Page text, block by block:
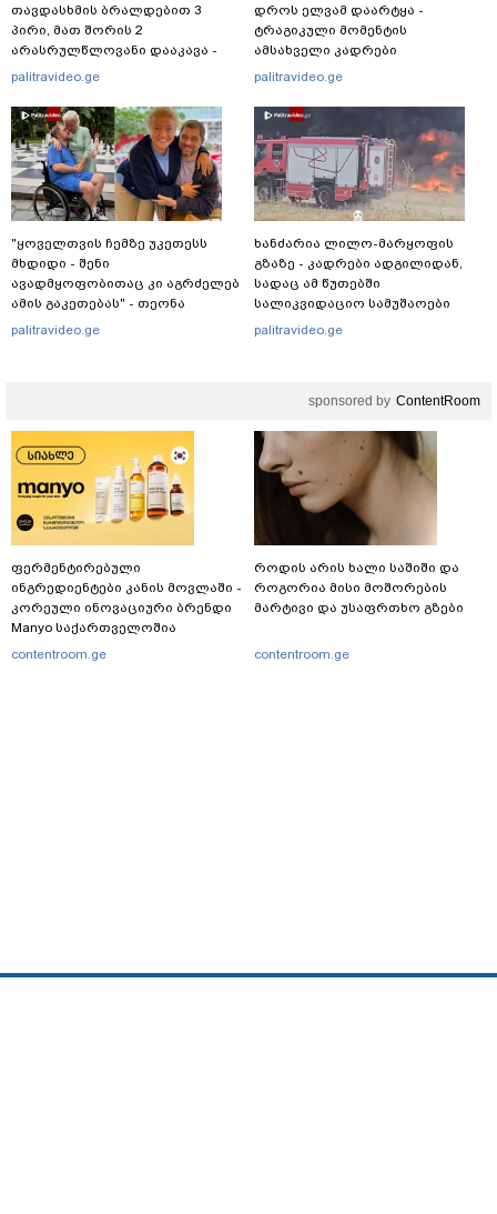
თავდასხმის ბრალდებით 3
პირი, მათ შორის 2
არასრულწლოვანი დააკავა -
შსს ინფორმაციას ავრცელებს
palitravideo.ge
"ყოველთვის ჩემზე უკეთესს
მხდიდი - შენი
ავადმყოფობითაც კი აგრძელებ
ამის გაკეთებას" - თეონა
კონტრიძე მეუღლეს ემოციურ
palitravideo.ge
დროს ელვამ დაარტყა -
ტრაგიკული მომენტის
ამსახველი კადრები
ტაილანდიდან მედიაში
palitravideo.ge
ხანძარია ლილო-მარყოფის
გზაზე - კადრები ადგილიდან,
სადაც ამ წუთებში
სალიკვიდაციო სამუშაოები
მიმდინარეობს
palitravideo.ge
sponsored by ContentRoom
ფერმენტირებული
ინგრედიენტები კანის მოვლაში -
კორეული ინოვაციური ბრენდი
Manyo საქართველოშია
contentroom.ge
როდის არის ხალი საშიში და
როგორია მისი მოშორების
მარტივი და უსაფრთხო გზები
contentroom.ge